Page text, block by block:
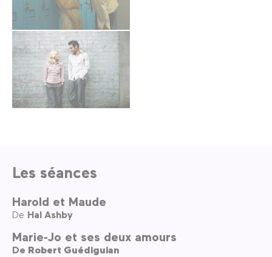
Les séances
Harold et Maude
De Hal Ashby
Marie-Jo et ses deux amours
De Robert Guédiguian